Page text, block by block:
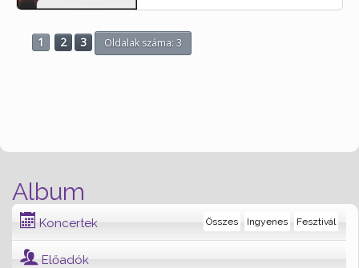
Album
Koncertek Fesztivál
Ingyenes
Összes
Előadók
1 2 3 Oldalak száma: 3